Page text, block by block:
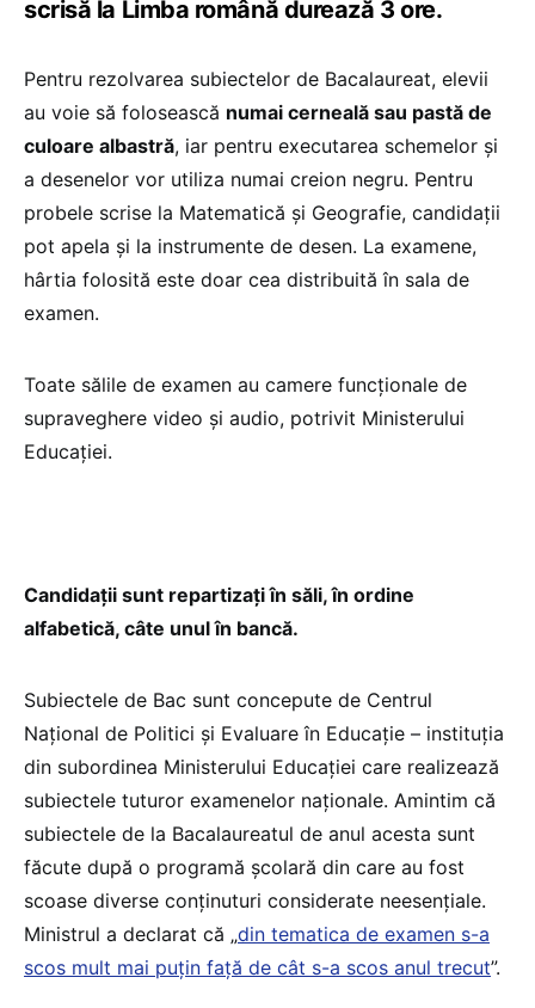
scrisă la Limba română durează 3 ore.
Pentru rezolvarea subiectelor de Bacalaureat, elevii
au voie să folosească numai cerneală sau pastă de
culoare albastră, iar pentru executarea schemelor şi
a desenelor vor utiliza numai creion negru. Pentru
probele scrise la Matematică și Geografie, candidații
pot apela și la instrumente de desen. La examene,
hârtia folosită este doar cea distribuită în sala de
examen.
Toate sălile de examen au camere funcționale de
supraveghere video şi audio, potrivit Ministerului
Educației.
Candidații sunt repartizați în săli, în ordine
alfabetică, câte unul în bancă.
Subiectele de Bac sunt concepute de Centrul
Național de Politici și Evaluare în Educație – instituția
din subordinea Ministerului Educației care realizează
subiectele tuturor examenelor naționale. Amintim că
subiectele de la Bacalaureatul de anul acesta sunt
făcute după o programă școlară din care au fost
scoase diverse conținuturi considerate neesențiale.
Ministrul a declarat că „din tematica de examen s-a
scos mult mai puțin față de cât s-a scos anul trecut”.